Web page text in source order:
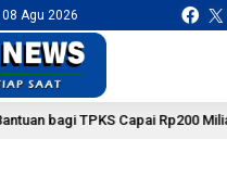
08 Agu 2026
bagi TPKS Capai Rp200 Miliar